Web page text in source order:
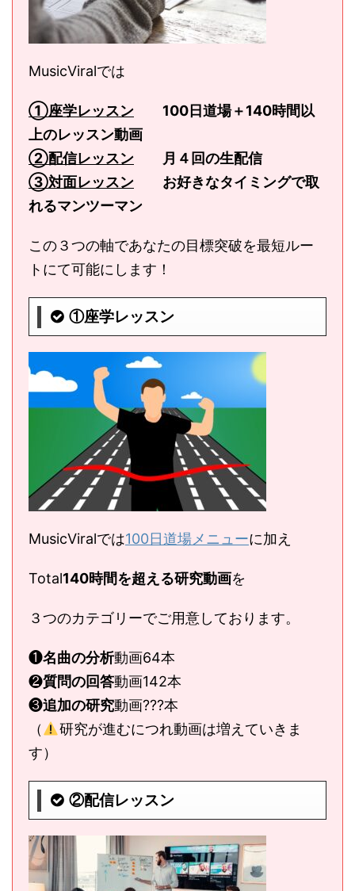
MusicViralでは
①座学レッスン 100日道場＋140時間以
上のレッスン動画
②配信レッスン 月４回の生配信
③対面レッスン お好きなタイミングで取
れるマンツーマン
この３つの軸であなたの目標突破を最短ルー
トにて可能にします！
①座学レッスン
MusicViralでは100日道場メニューに加え
Total140時間を超える研究動画を
３つのカテゴリーでご用意しております。
❶名曲の分析動画64本
❷質問の回答動画142本
❸追加の研究動画???本
（
研究が進むにつれ動画は増えていきま
す）
②配信レッスン